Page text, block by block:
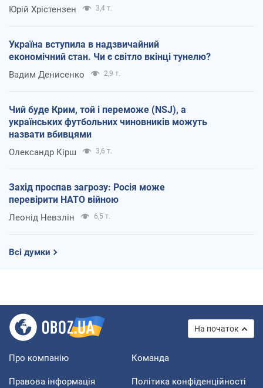
Юрій Хрістензен 3,4 т.
Україна вступила в надзвичайний
економічний стан. Чи є світло вкінці тунелю?
Вадим Денисенко 2,9 т.
Чий буде Крим, той і переможе (NSJ), а
українських футбольних чиновників можуть
назвати вбивцями
Олександр Кірш 3,6 т.
Захід проспав загрозу: Росія може
перевірити НАТО війною
Леонід Невзлін 6,5 т.
Всі думки
На початок
Про компанію Команда
Правова інформація Політика конфіденційності